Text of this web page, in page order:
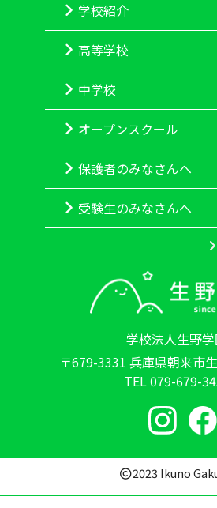
学校紹介
高等学校
中学校
オープンスクール
保護者のみなさんへ
受験生のみなさんへ
学校法人生野
〒679-3331 兵庫県朝来市
TEL 079-679-
2023 Ikuno